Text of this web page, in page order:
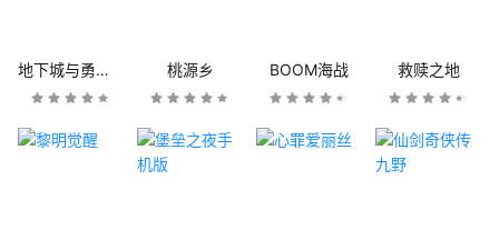
地下城与勇士M 桃源乡 BOOM海战 救赎之地